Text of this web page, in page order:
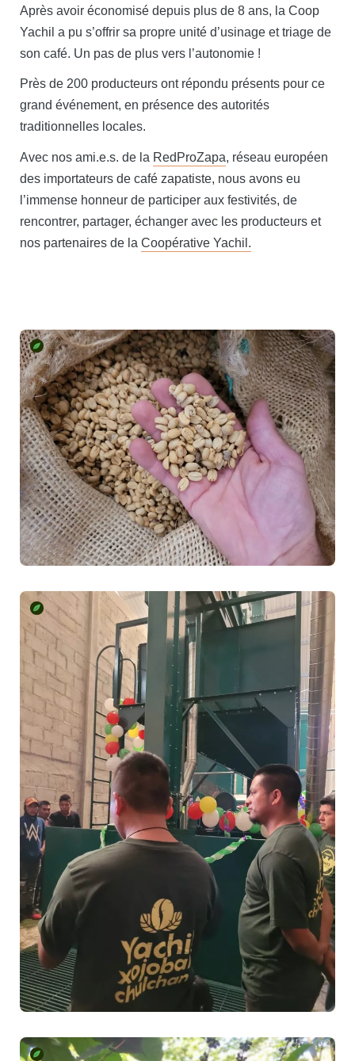
Après avoir économisé depuis plus de 8 ans, la Coop
Yachil a pu s’offrir sa propre unité d’usinage et triage de
son café. Un pas de plus vers l’autonomie !
Près de 200 producteurs ont répondu présents pour ce
grand événement, en présence des autorités
traditionnelles locales.
Avec nos ami.e.s. de la RedProZapa, réseau européen
des importateurs de café zapatiste, nous avons eu
l’immense honneur de participer aux festivités, de
rencontrer, partager, échanger avec les producteurs et
nos partenaires de la Coopérative Yachil.